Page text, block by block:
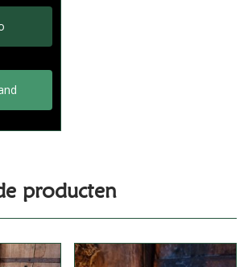
producten